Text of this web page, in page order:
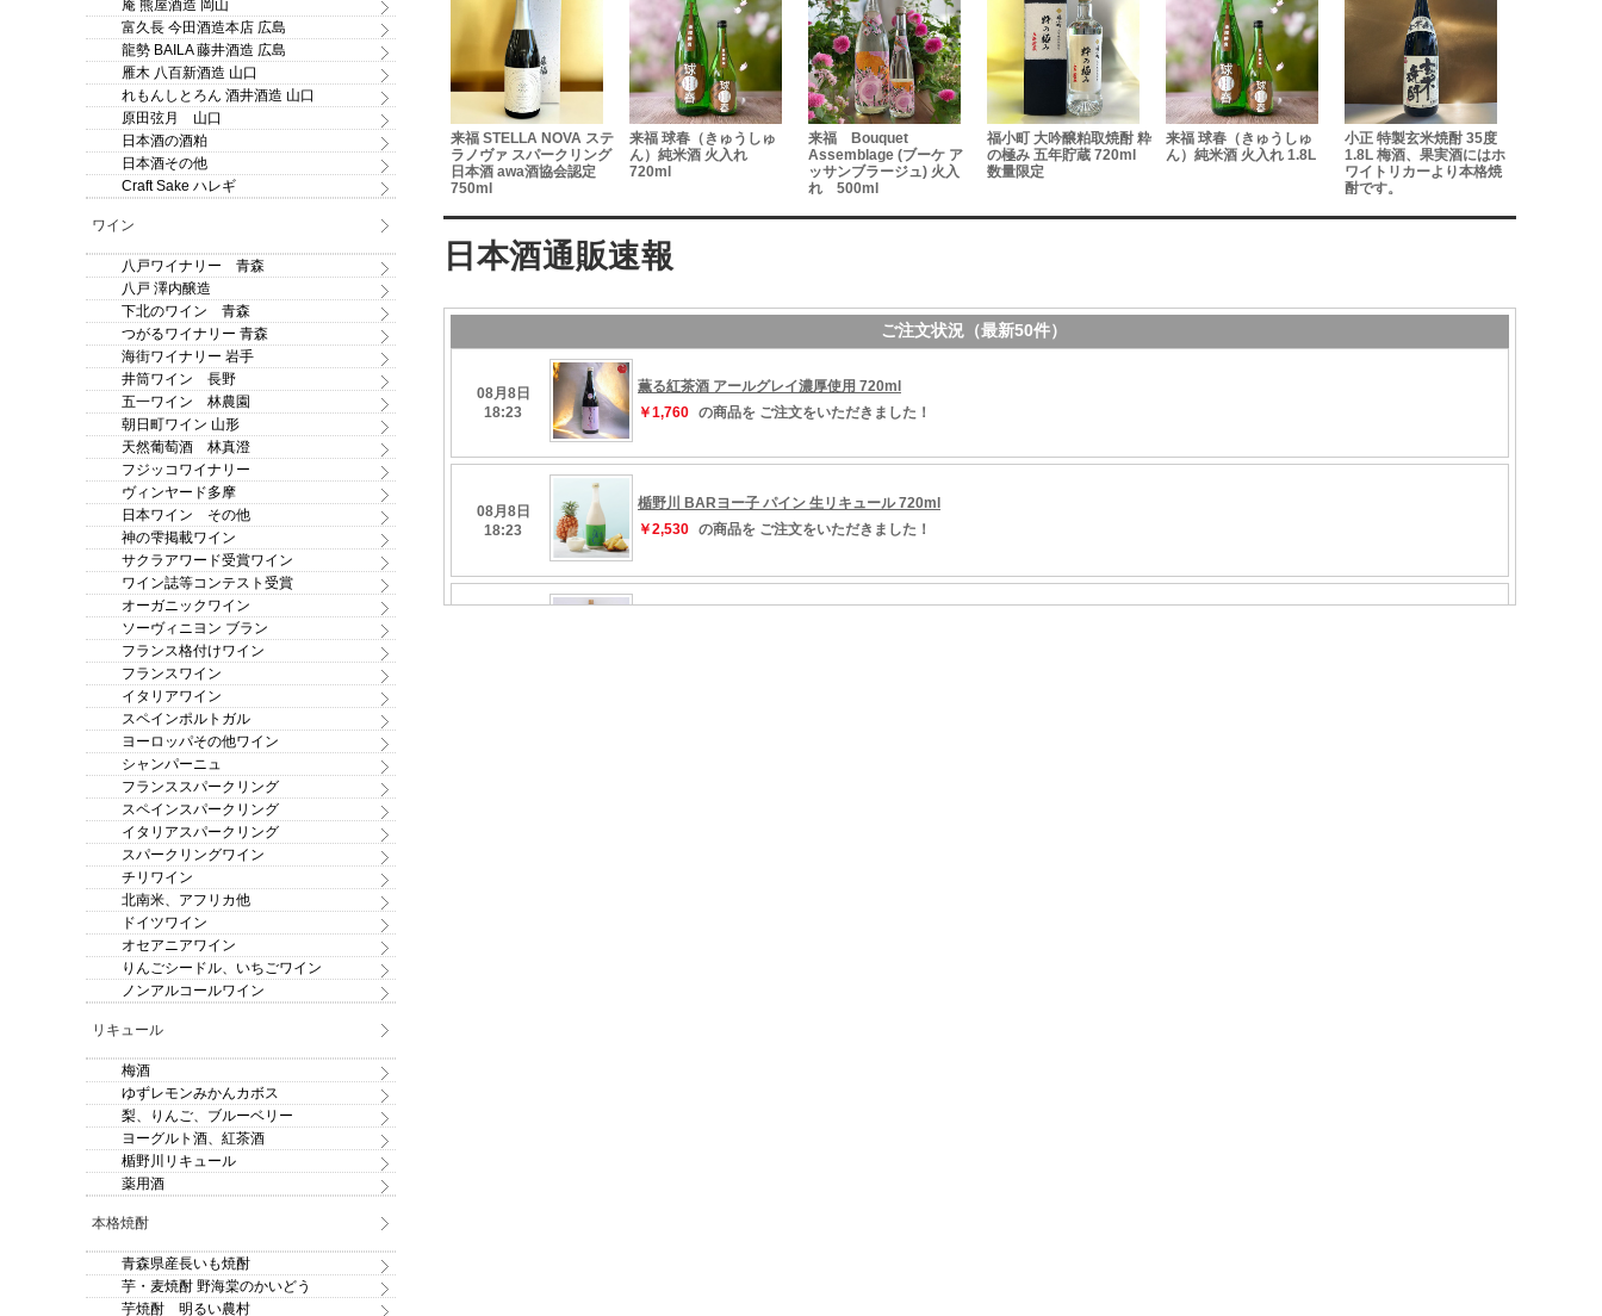
陸奥八仙 オークCASK
2021 40％ 500ml
有機米焼酎 常圧 豊永蔵
25度 東京ウイスキー＆ス
ピリッツ最高金賞 1.8L
来福 STELLA NOVA ステ
ラノヴァ スパークリング
日本酒 awa酒協会認定
750ml
来福 球春（きゅうしゅ
ん）純米酒 火入れ
720ml
来福 Bouquet
Assemblage (ブーケ ア
ッサンブラージュ) 火入
れ 500ml
福小町 大吟醸粕取焼酎 粋
の極み 五年貯蔵 720ml
数量限定
来福 球春（きゅうしゅ
ん）純米酒 火入れ 1.8L
小正 特製玄米焼酎 35度
1.8L 梅酒、果実酒にはホ
ワイトリカーより本格焼
酎です。
庵 熊屋酒造 岡山
富久長 今田酒造本店 広島
龍勢 BAILA 藤井酒造 広島
雁木 八百新酒造 山口
れもんしとろん 酒井酒造 山口
原田弦月 山口
日本酒の酒粕
日本酒その他
Craft Sake ハレギ
ワイン
八戸ワイナリー 青森
八戸 澤内醸造
下北のワイン 青森
つがるワイナリー 青森
海街ワイナリー 岩手
井筒ワイン 長野
五一ワイン 林農園
朝日町ワイン 山形
天然葡萄酒 林真澄
フジッコワイナリー
ヴィンヤード多摩
日本ワイン その他
神の雫掲載ワイン
サクラアワード受賞ワイン
ワイン誌等コンテスト受賞
オーガニックワイン
ソーヴィニヨン ブラン
フランス格付けワイン
フランスワイン
イタリアワイン
スペインポルトガル
ヨーロッパその他ワイン
シャンパーニュ
フランススパークリング
スペインスパークリング
イタリアスパークリング
スパークリングワイン
チリワイン
北南米、アフリカ他
ドイツワイン
オセアニアワイン
りんごシードル、いちごワイン
ノンアルコールワイン
リキュール
梅酒
ゆずレモンみかんカボス
梨、りんご、ブルーベリー
ヨーグルト酒、紅茶酒
楯野川リキュール
薬用酒
本格焼酎
青森県産長いも焼酎
芋・麦焼酎 野海棠のかいどう
芋焼酎 明るい農村